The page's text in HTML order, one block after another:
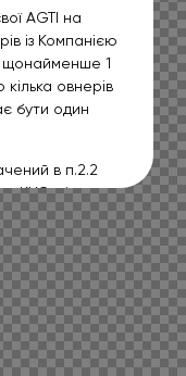
AGTI на
із Компанією
щонайменше 1
овнерів
бути один
в п.2.2
KYC згідно з
чи
договір.
до кінця
Компанією.